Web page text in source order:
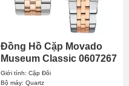
Đồng Hồ Cặp Movado
Museum Classic 0607267
- 0607268
Giới tính: Cặp Đôi
Bộ máy: Quartz